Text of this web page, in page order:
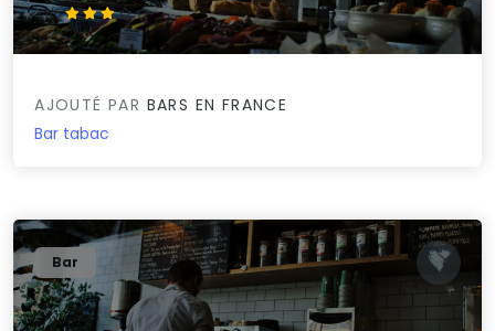
3.1/5
AJOUTÉ PAR BARS EN FRANCE
Bar tabac
Bar